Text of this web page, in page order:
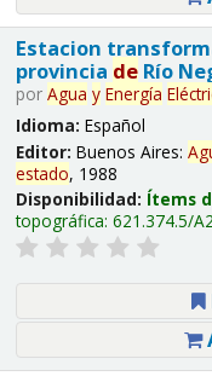
Estacion
provincia deRío
por Agua y Energía
Idioma: Español
Editor: Buenos Aires:
estado, 1988
Disponibilidad: Ítems
topográfica: 621.374.5/